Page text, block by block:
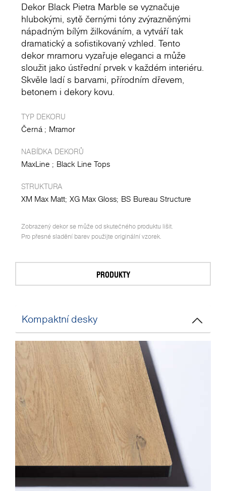
Dekor Black Pietra Marble se vyznačuje
hlubokými, sytě černými tóny zvýrazněnými
nápadným bílým žilkováním, a vytváří tak
dramatický a sofistikovaný vzhled. Tento
dekor mramoru vyzařuje eleganci a může
sloužit jako ústřední prvek v každém interiéru.
Skvěle ladí s barvami, přírodním dřevem,
betonem i dekory kovu.
TYP DEKORU
Černá Mramor
NABÍDKA DEKORŮ
MaxLine Black Line Tops
STRUKTURA
XM Max Matt XG Max Gloss BS Bureau Structure
Zobrazený dekor se může od skutečného produktu lišit.
Pro přesné sladění barev použijte originální vzorek.
PRODUKTY
Kompaktní desky